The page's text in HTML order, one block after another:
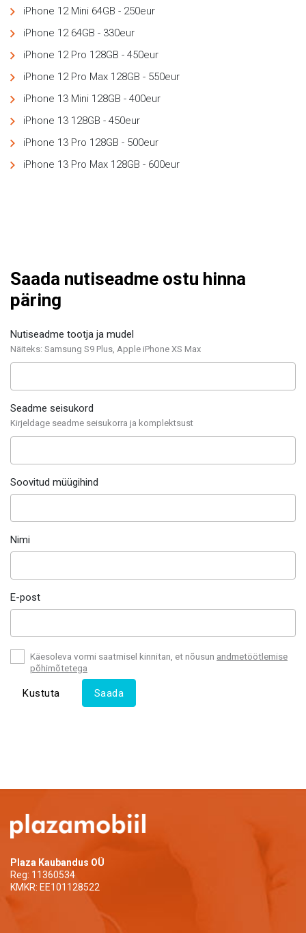
iPhone 12 Mini 64GB - 250eur
iPhone 12 64GB - 330eur
iPhone 12 Pro 128GB - 450eur
iPhone 12 Pro Max 128GB - 550eur
iPhone 13 Mini 128GB - 400eur
iPhone 13 128GB - 450eur
iPhone 13 Pro 128GB - 500eur
iPhone 13 Pro Max 128GB - 600eur
Saada nutiseadme ostu hinna
päring
Nutiseadme tootja ja mudel
Näiteks: Samsung S9 Plus, Apple iPhone XS Max
Seadme seisukord
Kirjeldage seadme seisukorra ja komplektsust
Soovitud müügihind
Nimi
E-post
Käesoleva vormi saatmisel kinnitan, et nõusun andmetöötlemise
põhimõtetega
Plaza Kaubandus OÜ
Reg: 11360534
KMKR: EE101128522